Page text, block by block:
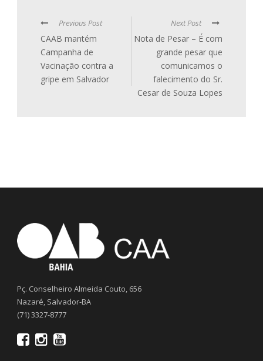
Previous Post
CAAB mantém
Campanha de
Vacinação contra a
gripe em Salvador
Next Post
Nota de Pesar – É com
grande pesar que
comunicamos o
falecimento do Sr.
Cesar de Souza Lopes
Pç. Conselheiro Almeida Couto, 656
Nazaré, Salvador-BA
(71) 3327-8777